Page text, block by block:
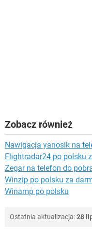
Zobacz również
Nawigacja yanosik na
Flightradar24 po polsku
Zegar na telefon do
Winzip po polsku za
Winamp po polsku
Ostatnia aktualizacja:28